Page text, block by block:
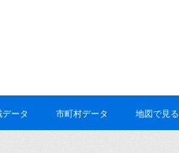
ータ 市町村データ 地図で見る